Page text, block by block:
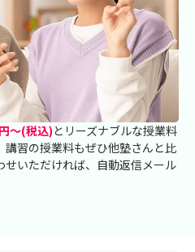
～(税込)とリーズナブルな授業料
習の授業料もぜひ他塾さんと比
せいただければ、自動返信メール